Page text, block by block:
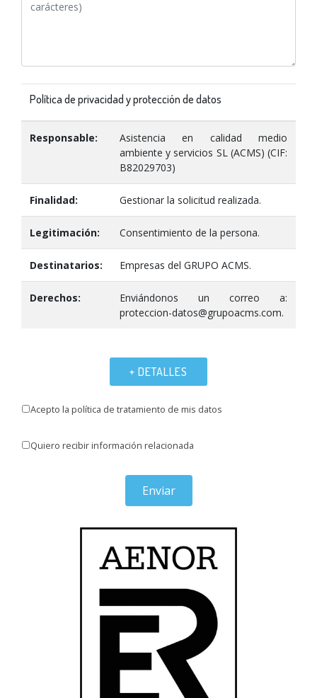
Política de privacidad y protección de datos
Responsable:
Asistencia en calidad medio
ambiente y servicios SL (ACMS) (CIF:
B82029703)
Finalidad: Gestionar la solicitud realizada.
Legitimación: Consentimiento de la persona.
Destinatarios: Empresas del GRUPO ACMS.
Derechos:
Enviándonos un correo a:
proteccion-datos@grupoacms.com.
+ DETALLES
Acepto la política de tratamiento de mis datos
Quiero recibir información relacionada
Enviar